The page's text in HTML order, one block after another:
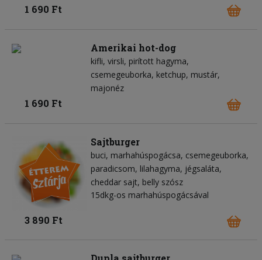
1 690 Ft
Amerikai hot-dog
kifli virsli pirított hagyma
csemegeuborka ketchup mustár
majonéz
1 690 Ft
Sajtburger
buci marhahúspogácsa csemegeuborka
paradicsom lilahagyma jégsaláta
cheddar sajt belly szósz
15dkg-os marhahúspogácsával
3 890 Ft